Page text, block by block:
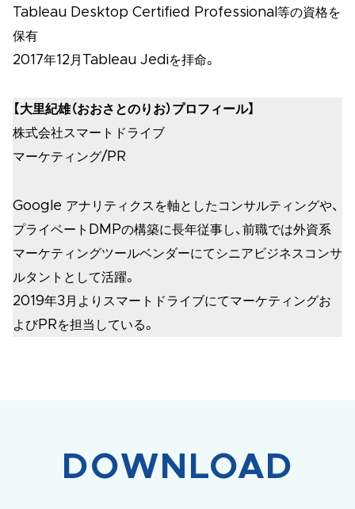
Tableau Desktop Certified Professional等の資格を
保有
2017年12月Tableau Jediを拝命。
【大里紀雄（おおさとのりお）プロフィール】
株式会社スマートドライブ
マーケティング/PR
Google アナリティクスを軸としたコンサルティングや、
プライベートDMPの構築に長年従事し、前職では外資系
マーケティングツールベンダーにてシニアビジネスコンサ
ルタントとして活躍。
2019年3月よりスマートドライブにてマーケティングお
よびPRを担当している。
DOWNLOAD